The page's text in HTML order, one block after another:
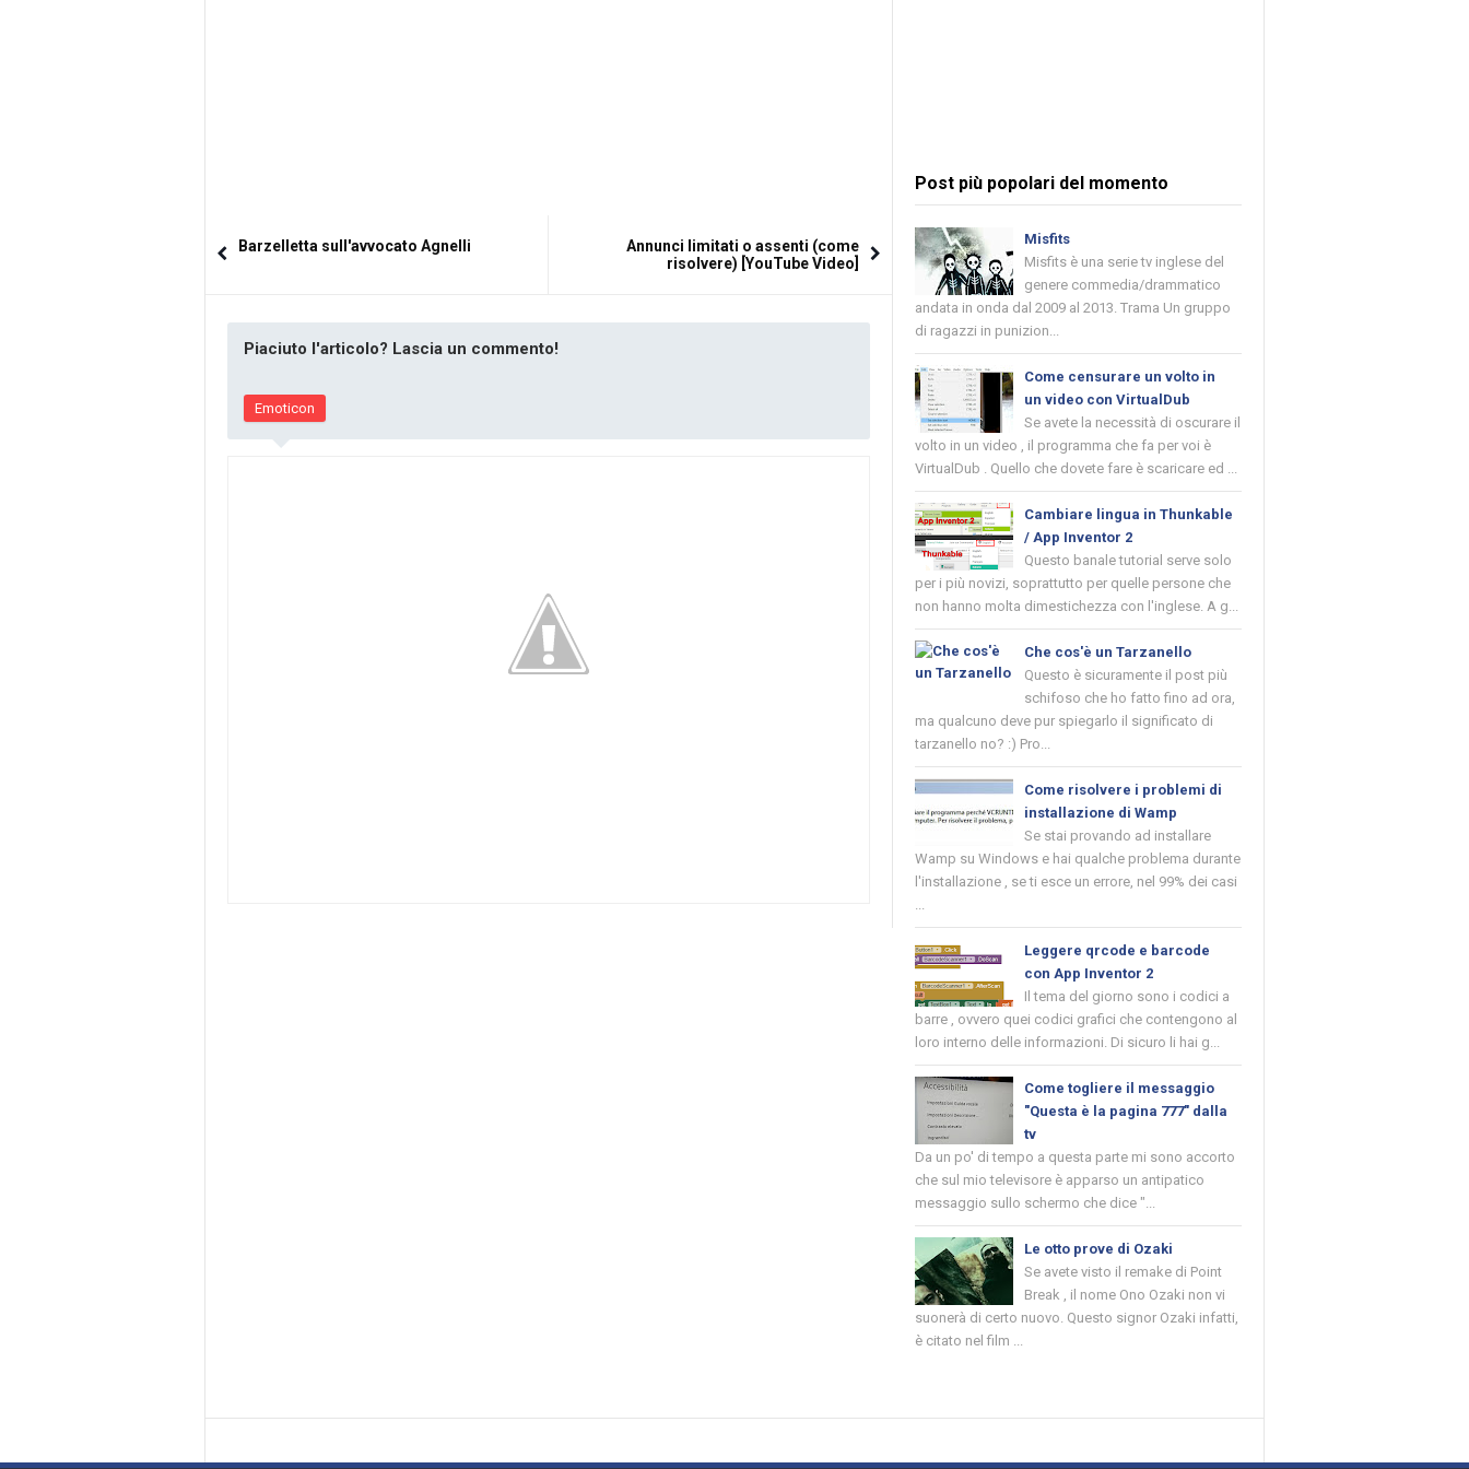
Barzelletta sull'avvocato Agnelli
Annunci limitati o assenti (come
risolvere) [YouTube Video]
Piaciuto l'articolo? Lascia un commento!
Emoticon
Post più popolari del momento
Misfits
Misfits è una serie tv inglese del
genere commedia/drammatico
andata in onda dal 2009 al 2013. Trama Un gruppo
di ragazzi in punizion...
Come censurare un volto in
un video con VirtualDub
Se avete la necessità di oscurare il
volto in un video , il programma che fa per voi è
VirtualDub . Quello che dovete fare è scaricare ed ...
Cambiare lingua in Thunkable
/ App Inventor 2
Questo banale tutorial serve solo
per i più novizi, soprattutto per quelle persone che
non hanno molta dimestichezza con l'inglese. A g...
Che cos'è un Tarzanello
Questo è sicuramente il post più
schifoso che ho fatto fino ad ora,
ma qualcuno deve pur spiegarlo il significato di
tarzanello no? :) Pro...
Come risolvere i problemi di
installazione di Wamp
Se stai provando ad installare
Wamp su Windows e hai qualche problema durante
l'installazione , se ti esce un errore, nel 99% dei casi
...
Leggere qrcode e barcode
con App Inventor 2
Il tema del giorno sono i codici a
barre , ovvero quei codici grafici che contengono al
loro interno delle informazioni. Di sicuro li hai g...
Come togliere il messaggio
"Questa è la pagina 777" dalla
tv
Da un po' di tempo a questa parte mi sono accorto
che sul mio televisore è apparso un antipatico
messaggio sullo schermo che dice "...
Le otto prove di Ozaki
Se avete visto il remake di Point
Break , il nome Ono Ozaki non vi
suonerà di certo nuovo. Questo signor Ozaki infatti,
è citato nel film ...